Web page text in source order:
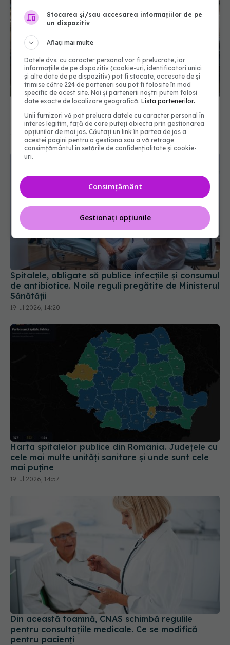
Eficiență pe aceeași bani: ce schimbări propune
Prof. Dr. Șerban Mircea Negru pentru sistemul
oncologic / Video
29 iun 2026, 10:02
Spitalele, obligate să publice infecțiile și consumul
de antibiotice. Noile reguli pregătite de Ministerul
Sănătății
19 iul 2026, 14:20
Harta spitalelor publice din România. Județele cu
cele mai multe unități sanitare și unde sunt cele
mai puține
19 iul 2026, 14:57
Din această toamnă, CNAS schimbă regulile
pentru consultațiile medicale. Ce se modifică
pentru pacienți
Stocarea și/sau accesarea informațiilor de pe
un dispozitiv
Aflați mai multe
Datele dvs. cu caracter personal vor fi prelucrate, iar
informațiile de pe dispozitiv (cookie-uri, identificatori unici
și alte date de pe dispozitiv) pot fi stocate, accesate de și
trimise către 224 de parteneri sau pot fi folosite în mod
specific de acest site. Noi și partenerii noștri putem folosi
date exacte de localizare geografică.Lista partenerilor.
Unii furnizori vă pot prelucra datele cu caracter personal în
interes legitim, față de care puteți obiecta prin gestionarea
opțiunilor de mai jos. Căutați un link în partea de jos a
acestei pagini pentru a gestiona sau a vă retrage
consimțământul în setările de confidențialitate și cookie-
uri.
Consimțământ
Gestionați opțiunile